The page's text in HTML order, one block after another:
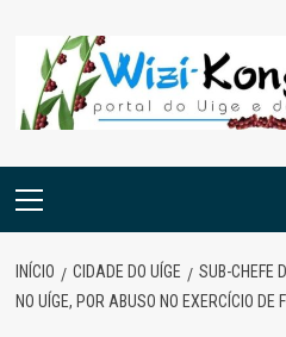
content
Menu
INÍCIO CIDADE DO UÍGE
SUB-CHEFE
NO UÍGE, POR ABUSO NO EXERCÍCIO DE